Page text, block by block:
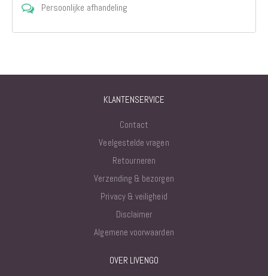
Persoonlijke afhandeling
KLANTENSERVICE
Contact
Veelgestelde vragen
Retourneren
Verzending & bezorgen
Privacy & veiligheid
Disclaimer
Algemene voorwaarden
OVER LIVENGO